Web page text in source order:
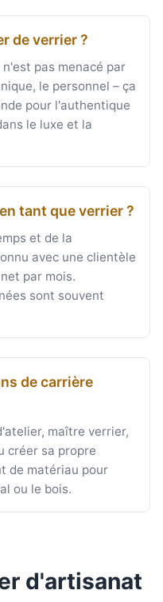
de verrier ?
pas menacé par
le personnel – ça
pour l'authentique
le luxe et la
tant que verrier ?
et de la
avec une clientèle
par mois.
sont souvent
de carrière
maître verrier,
créer sa propre
de matériau pour
ou le bois.
d'artisanat